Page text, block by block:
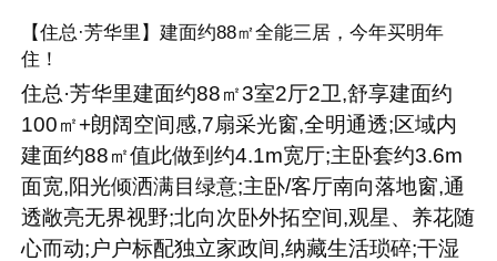
【住总·芳华里】建面约88㎡全能三居，今年买明年
住！
住总·芳华里建面约88㎡3室2厅2卫,舒享建面约
100㎡+朗阔空间感,7扇采光窗,全明通透;区域内
建面约88㎡值此做到约4.1m宽厅;主卧套约3.6m
面宽,阳光倾洒满目绿意;主卧/客厅南向落地窗,通
透敞亮无界视野;北向次卧外拓空间,观星、养花随
心而动;户户标配独立家政间,纳藏生活琐碎;干湿